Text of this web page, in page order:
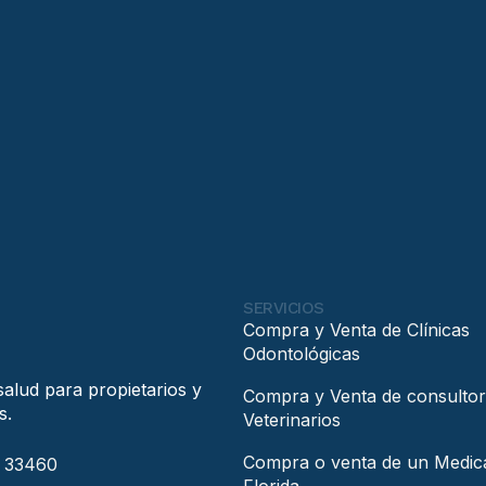
para propietarios y
33460
SERVICIOS
Compra y Venta de Clínicas
Odontológicas
Compra y Venta de
Veterinarios
Compra o venta de un